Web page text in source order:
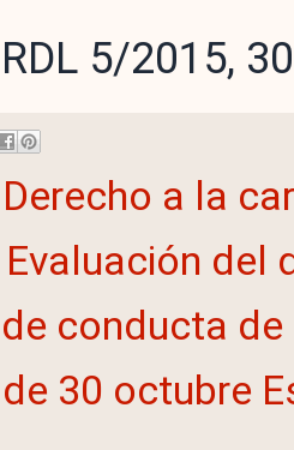
5/2015,
Derecho a la
del
conducta
30 octubre